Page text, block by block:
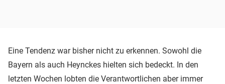
Eine Tendenz war bisher nicht zu erkennen. Sowohl die
Bayern als auch Heynckes hielten sich bedeckt. In den
letzten Wochen lobten die Verantwortlichen aber immer